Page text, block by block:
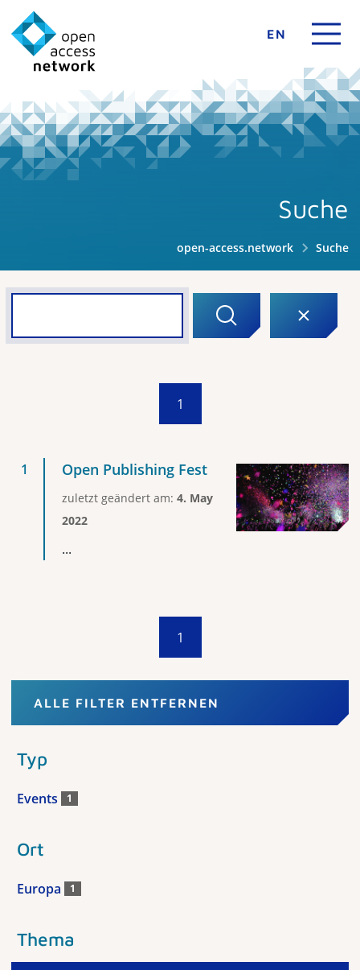
EN
Suche
open-access.network Suche
1
Open Publishing Fest
zuletzt geändert am: 4. May
2022
...
1
ALLE FILTER ENTFERNEN
Typ
Events 1
Ort
Europa 1
Thema